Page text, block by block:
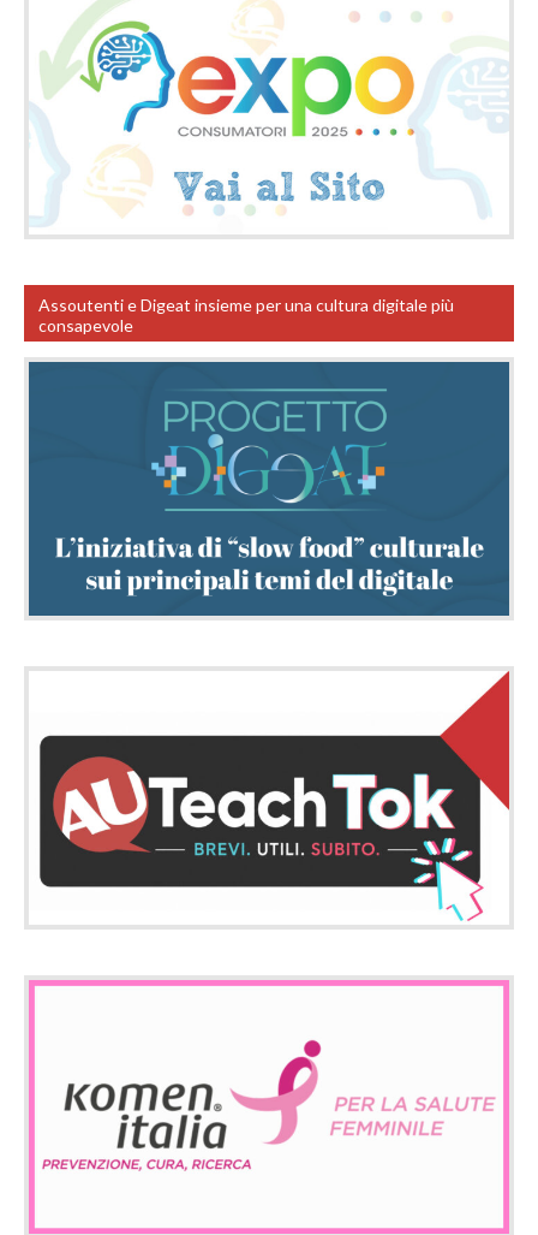
Assoutenti e Digeat insieme per una cultura digitale più
consapevole